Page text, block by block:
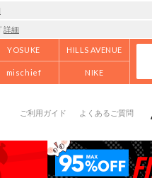
詳細
YOSUKE HILLS AVENUE
mischief NIKE
ご利用ガイド よくあるご質問